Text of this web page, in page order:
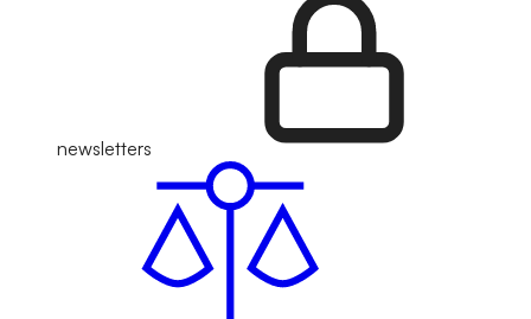
newsletters